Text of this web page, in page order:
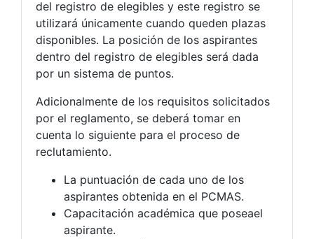
del registro de elegibles y este registro se
utilizará únicamente cuando queden plazas
disponibles. La posición de los aspirantes
dentro del registro de elegibles será dada
por un sistema de puntos.
Adicionalmente de los requisitos solicitados
por el reglamento, se deberá tomar en
cuenta lo siguiente para el proceso de
reclutamiento.
La puntuación de cada uno de los
aspirantes obtenida en el PCMAS.
Capacitación académica que poseael
aspirante.